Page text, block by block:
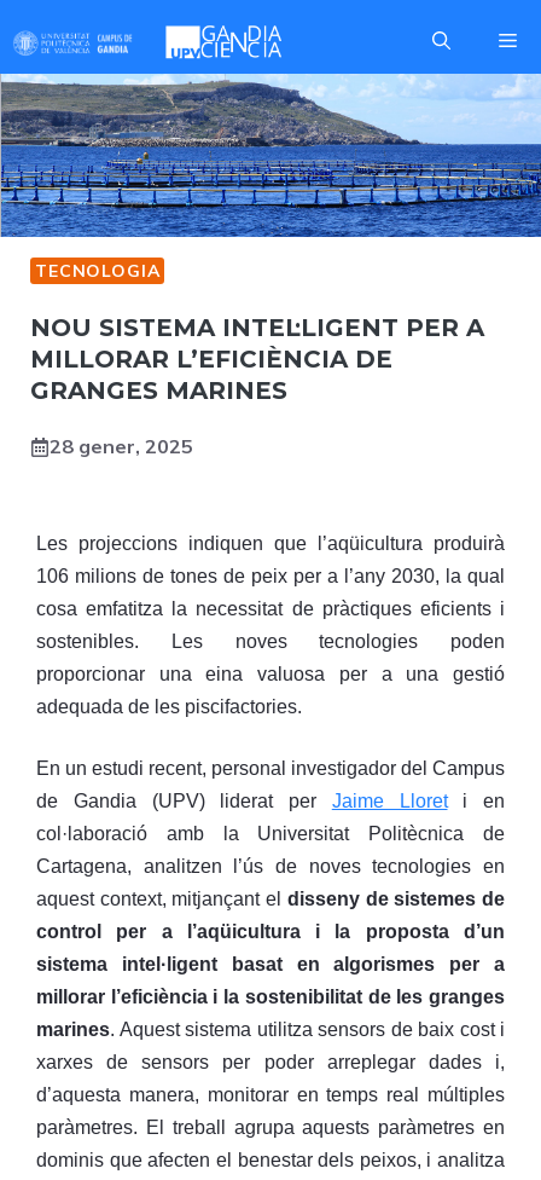
to
content
TECNOLOGIA
NOU SISTEMA INTEL·LIGENT PER A
MILLORAR L’EFICIÈNCIA DE
GRANGES MARINES
28 gener, 2025
Les projeccions indiquen que l’aqüicultura produirà
106 milions de tones de peix per a l’any 2030, la qual
cosa emfatitza la necessitat de pràctiques eficients i
sostenibles. Les noves tecnologies poden
proporcionar una eina valuosa per a una gestió
adequada de les piscifactories.
En un estudi recent, personal investigador del Campus
de Gandia (UPV) liderat per Jaime Lloreti en
col·laboració amb la Universitat Politècnica de
Cartagena, analitzen l’ús de noves tecnologies en
aquest context, mitjançant el disseny de sistemes de
control per a l’aqüicultura i la proposta d’un
sistema intel·ligent basat en algorismes per a
millorar l’eficiència i la sostenibilitat de les granges
marines. Aquest sistema utilitza sensors de baix cost i
xarxes de sensors per poder arreplegar dades i,
d’aquesta manera, monitorar en temps real múltiples
paràmetres. El treball agrupa aquests paràmetres en
dominis que afecten el benestar dels peixos, i analitza